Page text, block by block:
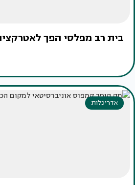
בית רב מפלסי הפך
אדריכלות